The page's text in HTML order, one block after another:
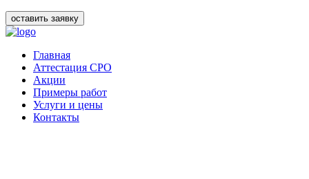
оставить заявку
Главная
Аттестация СРО
Акции
Примеры работ
Услуги и цены
Контакты